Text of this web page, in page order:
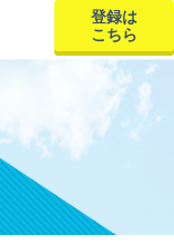
登録は
こちら